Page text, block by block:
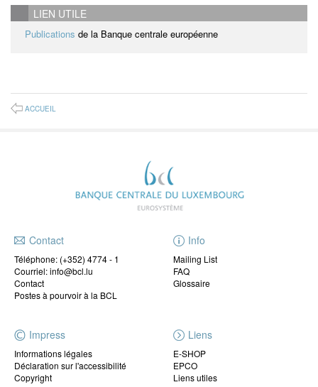
LIEN UTILE
Publications de la Banque centrale européenne
ACCUEIL
Contact
Téléphone: (+352) 4774 - 1
Courriel: info@bcl.lu
Contact
Postes à pourvoir à la BCL
Info
Mailing List
FAQ
Glossaire
Impress
Informations légales
Déclaration sur l'accessibilité
Copyright
Liens
E-SHOP
EPCO
Liens utiles